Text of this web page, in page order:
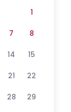
1
7 8
14 15
21 22
28 29